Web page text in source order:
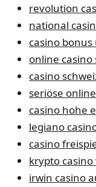
revolution
national
casino
online casino
casino
seriöse
casino hohe
legiano
casino
krypto
irwin casino